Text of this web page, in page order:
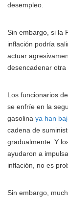
desempleo.
Sin embargo, si la
inflación podría
actuar
desencadenar otra
Los funcionarios
se enfríe en la
gasolina ya han
cadena de
gradualmente. Y
ayudaron a
inflación, no es
Sin embargo,